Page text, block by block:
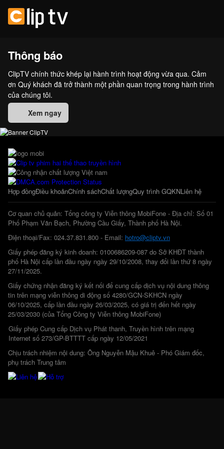
Thông báo
ClipTV chính thức khép lại hành trình hoạt động vừa qua. Cảm
ơn Quý khách đã trở thành một phần quan trọng trong hành trình
của chúng tôi.
Xem ngay
Hợp đồngĐiều khoảnChính sáchChất lượngQuy trình GQKNLiên hệ
Cơ quan chủ quản: Tổng công ty Viễn thông MobiFone - Địa chỉ: Số 01
Phố Phạm Văn Bạch, Phường Cầu Giấy, Thành phố Hà Nội.
Điện thoại/Fax: 024.37.831.800 - Email: hotro@cliptv.vn
Giấy phép đăng ký kinh doanh: 0100686209-087 do Sở KHĐT thành
phố Hà Nội cấp lần đầu ngày ngày 29/10/2008, thay đổi lần thứ 8 ngày
27/11/2025.
Giấy chứng nhận đăng ký kết nối để cung cấp dịch vụ nội dung thông
tin trên mạng viễn thông di động số 4280/GCN-SKHCN ngày
06/10/2025, cấp lần đầu ngày 26/03/2025, có giá trị đến hết ngày
25/03/2030 (của Tổng Công ty Viễn thông MobiFone)
Giấy phép Cung cấp Dịch vụ Phát thanh, Truyền hình trên mạng
Internet số 273/GP-BTTTT cấp ngày 12/05/2021
Chịu trách nhiệm nội dung: Ông Nguyễn Mậu Khuê - Phó Giám đốc,
phụ trách Trung tâm